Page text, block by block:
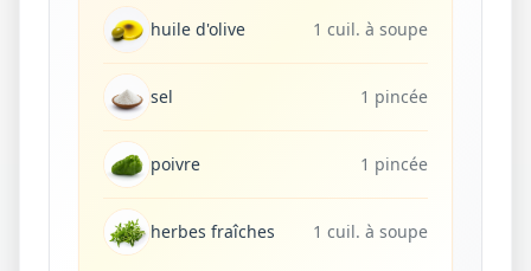
huile d'olive 1 cuil. à soupe
sel 1 pincée
poivre 1 pincée
herbes fraîches 1 cuil. à soupe